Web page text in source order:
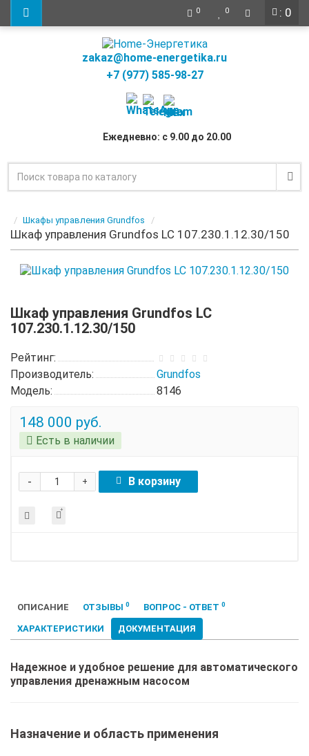
: 0
0 0
zakaz@home-energetika.ru
+7 (977) 585-98-27
Ежедневно: с 9.00 до 20.00
Шкафы управления Grundfos
Шкаф управления Grundfos LC 107.230.1.12.30/150
Шкаф управления Grundfos LC
107.230.1.12.30/150
Рейтинг:
Производитель:
Grundfos
Модель:
8146
148 000 руб.
Есть в наличии
+
- В корзину
ОПИСАНИЕ ОТЗЫВЫ 0 ВОПРОС - ОТВЕТ 0
ХАРАКТЕРИСТИКИ ДОКУМЕНТАЦИЯ
Надежное и удобное решение для автоматического
управления дренажным насосом
Назначение и область применения